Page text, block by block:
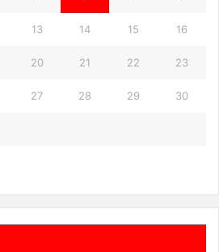
13 14 15 16
20 21 22 23
27 28 29 30